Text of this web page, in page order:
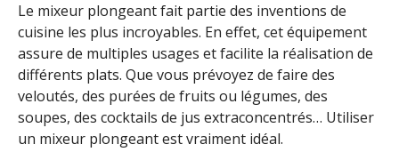
Le mixeur plongeant fait partie des inventions de
cuisine les plus incroyables. En effet, cet équipement
assure de multiples usages et facilite la réalisation de
différents plats. Que vous prévoyez de faire des
veloutés, des purées de fruits ou légumes, des
soupes, des cocktails de jus extraconcentrés… Utiliser
un mixeur plongeant est vraiment idéal.